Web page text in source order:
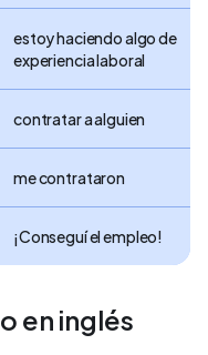
estoy haciendo algo de
experiencia laboral
contratar a alguien
me contrataron
¡Conseguí el empleo!
en inglés